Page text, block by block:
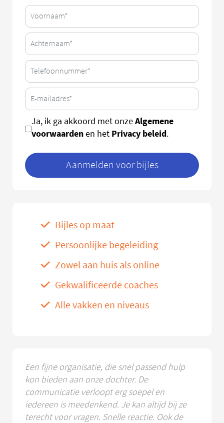
Ja, ik ga akkoord met onzeAlgemene
voorwaardenen het Privacy beleid.
Aanmelden voor bijles
Bijles op maat
Persoonlijke begeleiding
Zowel aan huis als online
Gekwalificeerde coaches
Alle vakken en niveaus
Een fijne organisatie, die snel passend hulp
kon bieden aan onze dochter. De
communicatie verloopt erg soepel en
iedereen is meedenkend. Je kan altijd bij ze
terecht voor vragen. Snelle reactie. Ook de